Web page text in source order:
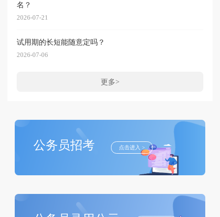
名？
2026-07-21
试用期的长短能随意定吗？
2026-07-06
更多>
公务员招考 点击进入 >